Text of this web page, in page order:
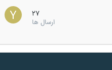
27
ارسال ها